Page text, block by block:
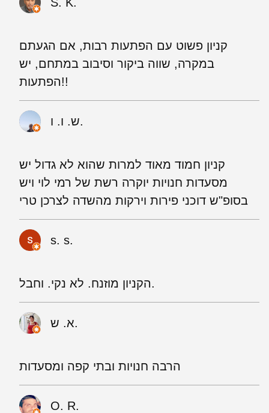
קניון פשוט עם הפתעות רבות, אם הגעתם
במקרה, שווה ביקור וסיבוב במתחם, יש
הפתעות!!
ש. ו. ו.
קניון חמוד מאוד למרות שהוא לא גדול יש
מסעדות חנויות יוקרה רשת של רמי לוי ויש
בסופ"ש דוכני פירות וירקות מהשדה לצרכן טרי
s. s.
הקניון מוזנח. לא נקי. וחבל.
א. ש.
הרבה חנויות ובתי קפה ומסעדות
O. R.